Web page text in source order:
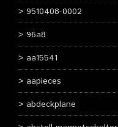
9510408-0002
96a8
aa15541
aapieces
abdeckplane